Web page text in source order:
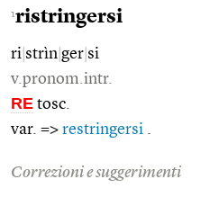
1ristringersi
ri strìn ger si
v.pronom.intr.
RE tosc.
var. => restringersi
Correzioni e suggerimenti